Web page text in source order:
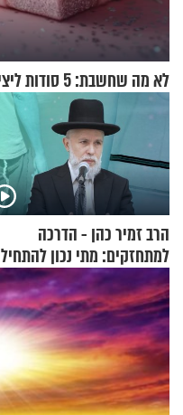
לא מה שחשבת: 5 סודות ליצירת מראה מטופח ורענן
הרב זמיר כהן - הדרכה
למתחזקים: מתי נכון להתחיל
עם לבישת הציצית?